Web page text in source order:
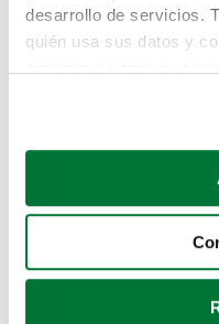
desarrollo de servicios.
quién usa sus datos y
Si lo permite, también
Recopilar
Identificar su
para buscar
Pero puedes
buscando en alguno
Coches de segunda
Coches de km0